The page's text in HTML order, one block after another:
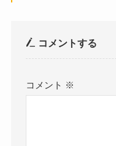
コメントする
コメント ※